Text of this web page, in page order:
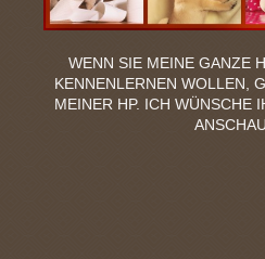
WENN SIE MEINE GANZE
KENNENLERNEN WOLLEN,
MEINER HP. ICH WÜNSCHE